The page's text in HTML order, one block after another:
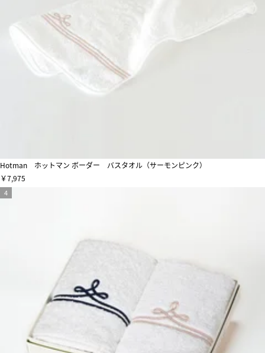
Hotman ホットマン ボーダー バスタオル（サーモンピンク）
￥7,975